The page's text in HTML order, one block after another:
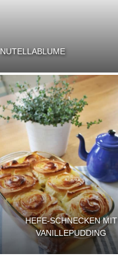
NUTELLABLUME
HEFE-SCHNECKEN MIT
VANILLEPUDDING